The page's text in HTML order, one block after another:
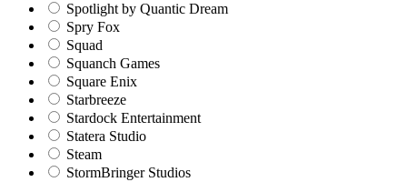
Spotlight by Quantic Dream
Spry Fox
Squad
Squanch Games
Square Enix
Starbreeze
Stardock Entertainment
Statera Studio
Steam
StormBringer Studios